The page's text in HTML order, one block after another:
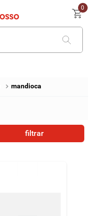
0
mandioca
filtrar